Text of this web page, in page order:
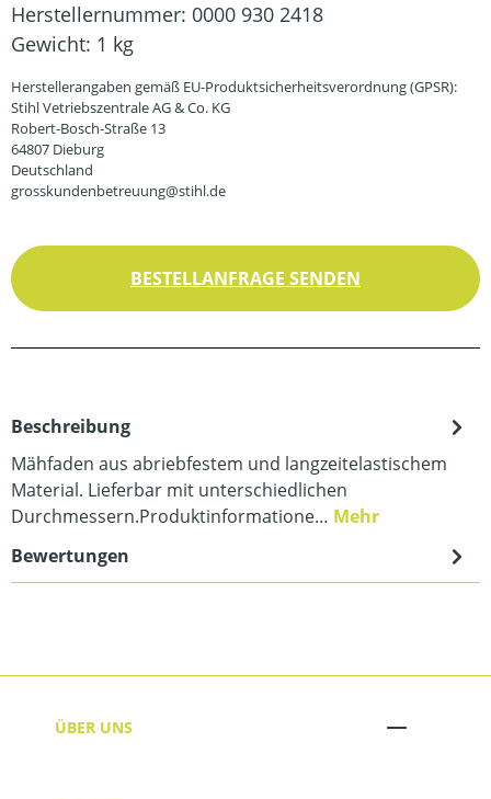
Herstellernummer: 0000 930 2418
Gewicht: 1 kg
Herstellerangaben gemäß EU-Produktsicherheitsverordnung (GPSR):
Stihl Vetriebszentrale AG & Co. KG
Robert-Bosch-Straße 13
64807 Dieburg
Deutschland
grosskundenbetreuung@stihl.de
BESTELLANFRAGE SENDEN
Beschreibung
Mähfaden aus abriebfestem und langzeitelastischem
Material. Lieferbar mit unterschiedlichen
Durchmessern.Produktinformatione… Mehr
Bewertungen
ÜBER UNS